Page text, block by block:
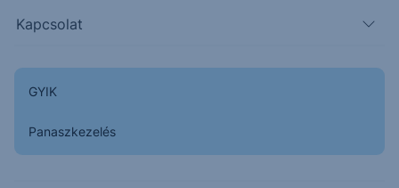
Kapcsolat
GYIK
Panaszkezelés
722.00
723.00